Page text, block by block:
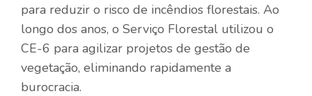
para reduzir o risco de incêndios florestais. Ao
longo dos anos, o Serviço Florestal utilizou o
CE-6 para agilizar projetos de gestão de
vegetação, eliminando rapidamente a
burocracia.